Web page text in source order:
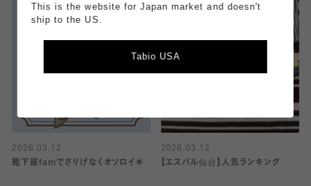
2026.03.12
靴下屋famでさりげなくオソロイ🌟
2026.03.12
【エスパル仙台】人気ランキング
This is the website for Japan market and doesn't
ship to the US.
Tabio USA